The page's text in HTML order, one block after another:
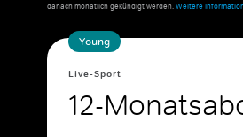
danach monatlich gekündigt werden.Weitere
Young
Live-Sport
12-